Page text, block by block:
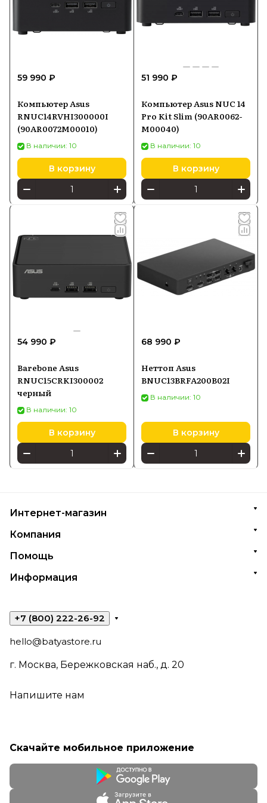
59 990 ₽
Компьютер Asus
RNUC14RVHI300000I
(90AR0072M00010)
В наличии: 10
В корзину
51 990 ₽
Компьютер Asus NUC 14
Pro Kit Slim (90AR0062-
M00040)
В наличии: 10
В корзину
54 990 ₽
Barebone Asus
RNUC15CRKI300002
черный
В наличии: 10
В корзину
68 990 ₽
Неттоп Asus
BNUC13BRFA200B02I
В наличии: 10
В корзину
Интернет-магазин
Компания
Помощь
Информация
+7 (800) 222-26-92
hello@batyastore.ru
г. Москва, Бережковская наб., д. 20
Напишите нам
Скачайте мобильное приложение